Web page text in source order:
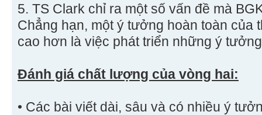
5. TS Clark chỉ ra một số vấn đề mà
Chẳng hạn, một ý tưởng hoàn toàn của
cao hơn là việc phát triển những ý
Đánh giá chất lượng của vòng hai:
• Các bài viết dài, sâu và có nhiều ý